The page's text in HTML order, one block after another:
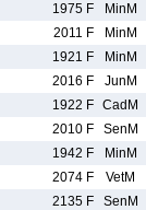
1975 F
MinM
2011 F
MinM
1921 F
MinM
2016 F
JunM
1922 F CadM
2010 F
SenM
1942 F
MinM
2074 F
VetM
2135 F
SenM